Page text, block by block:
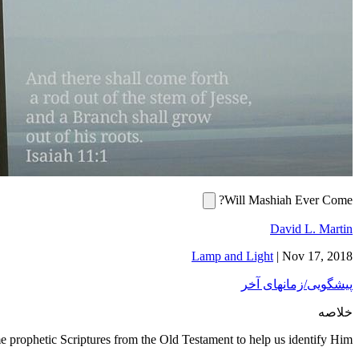
Will Mashiah Ever Come?
David L. Martin
Lamp and Light | Nov 17, 2018
پیشگویی/زمانهای آخر
خلاصه
prophetic Scriptures from the Old Testament to help us identify Him